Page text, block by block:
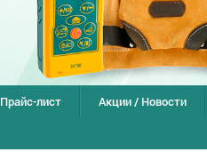
Прайс-лист
Акции / Новости